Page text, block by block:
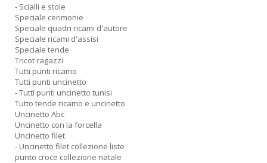
- Scialli e stole
Speciale cerimonie
Speciale quadri ricami d'autore
Speciale ricami d'assisi
Speciale tende
Tricot ragazzi
Tutti punti ricamo
Tutti punti uncinetto
- Tutti punti uncinetto tunisi
Tutto tende ricamo e uncinetto
Uncinetto Abc
Uncinetto con la forcella
Uncinetto filet
- Uncinetto filet collezione liste
punto croce collezione natale